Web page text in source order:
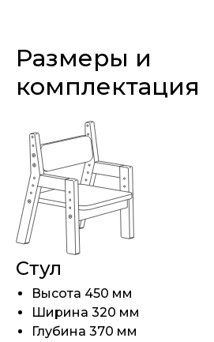
Размеры и
комплектация
Высота 450 мм
Ширина 320 мм
Глубина 370 мм
Стул